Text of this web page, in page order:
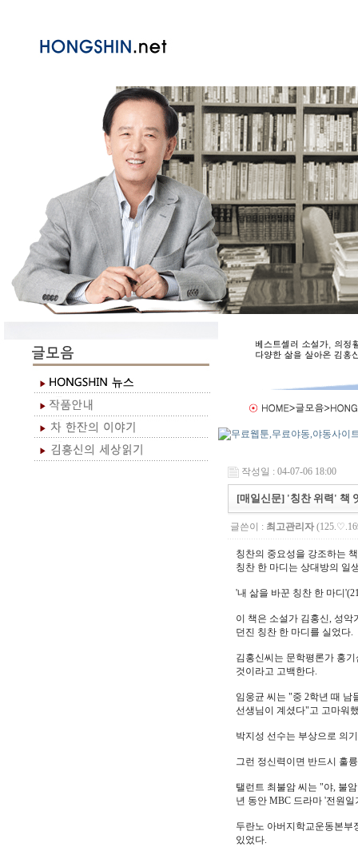
작성일 : 04-07-06 18:00
[매일신문] '칭찬 위력' 책
글쓴이 : 최고관리자
칭찬의 중요성을 강조하는
칭찬 한 마디는 상대방의 일
'내 삶을 바꾼 칭찬 한 마디
이 책은 소설가 김홍신, 성악
던진 칭찬 한 마디를 실었다.
김홍신씨는 문학평론가 홍
것이라고 고백한다.
임웅균 씨는 "중 2학년 때 남
선생님이 계셨다"고 고마워
박지성 선수는 부상으로 의
그런 정신력이면 반드시 훌
탤런트 최불암 씨는 "야, 불
년 동안 MBC 드라마 '전원
두란노 아버지학교운동본부
있었다.